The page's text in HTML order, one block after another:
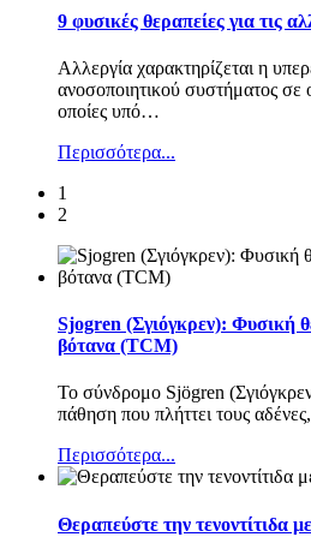
9 φυσικές θεραπείες για τις
Αλλεργία χαρακτηρίζεται η
ανοσοποιητικού συστήματος σε
οποίες υπό…
Περισσότερα...
1
2
Sjogren (Σγιόγκρεν): Φυσική
βότανα (TCM)
Το σύνδρομο Sjögren
πάθηση που πλήττει τους
Περισσότερα...
Θεραπεύστε την τενοντίτιδα